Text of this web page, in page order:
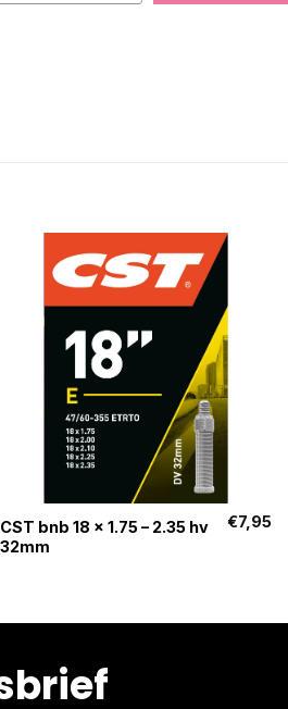
CST bnb 18 x 1.75 – 2.35 hv
32mm
€7,95